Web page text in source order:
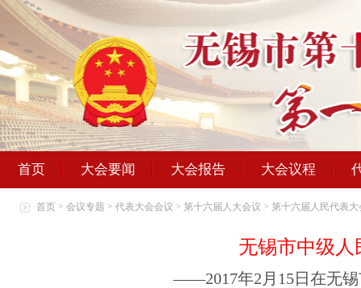
首页 大会要闻 大会报告 大会议程
首页 > 会议专题 > 代表大会会议 > 第十六届人大会议 > 第十六届人民代表
无锡市中级
——2017年2月15日在无锡